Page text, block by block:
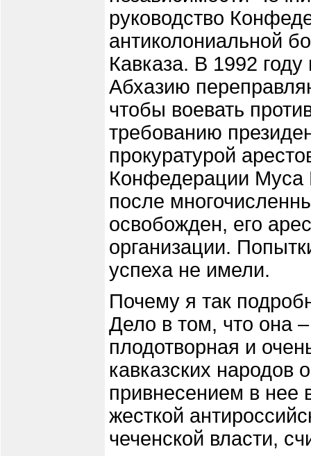
руководство
антиколониальной
Кавказа. В 1992
Абхазию
чтобы воевать
требованию
прокуратурой
Конфедерации Муса
после
освобожден, его
организации.
успеха не имели.
Почему я так
Дело в том, что она
плодотворная и
кавказских народов
привнесением в нее
жесткой
чеченской власти,